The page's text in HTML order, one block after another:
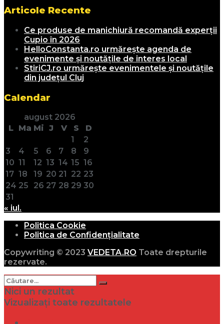
Articole Recente
Ce produse de manichiură recomandă experții
Cupio în 2026
HelloConstanta.ro urmărește agenda de
evenimente și noutățile de interes local
StiriCJ.ro urmărește evenimentele și noutățile
din județul Cluj
Calendar
august 2026
L Ma Mi J V S
D
1
2
3
4 5 6 7 8
9
10 11 12 13 14 15 16
17 18 19 20 21 22 23
24 25 26 27 28 29 30
31
« iul.
Politica Cookie
Politica de Confidențialitate
Copywriting © 2023 VEDETA.RO Toate drepturile
rezervate.
Nici un rezultat
Vizualizați toate rezultatele